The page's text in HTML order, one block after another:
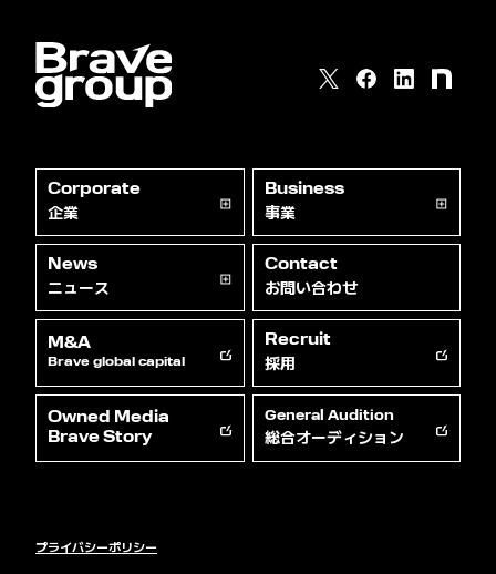
Corporate
企業
Business
事業
News
ニュース
Contact
お問い合わせ
M&A
Brave global capital
Recruit
採用
Owned Media
Brave Story
General Audition
総合オーディション
プライバシーポリシー